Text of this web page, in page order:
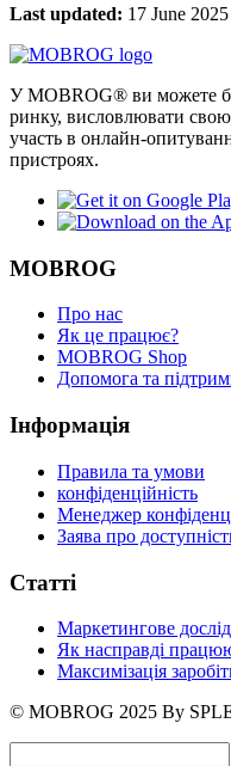
Last updated: 17 June 2025
У MOBROG® ви можете
ринку, висловлювати
участь в онлайн-
пристроях.
MOBROG
Про нас
Як це працює?
MOBROG Shop
Допомога та
Інформація
Правила та умови
конфіденційність
Менеджер
Заява про
Статті
Маркетингове
Як насправді
Максимізація
© MOBROG 2025 By